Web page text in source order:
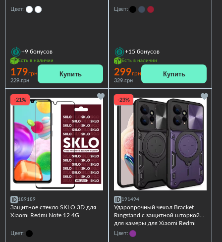
Цвет:
+9 бонусов
Есть в наличии
179грн
229 грн
Купить
Цвет:
+15 бонусов
Есть в наличии
299грн
329 грн
Купить
-21%
189189
Защитное стекло SKLO 3D для
Xiaomi Redmi Note 12 4G
Цвет:
-23%
191494
Ударопрочный чехол Bracket
Ringstand с защитной шторкой
для камеры для Xiaomi Redmi
Note 12 4G
Цвет: